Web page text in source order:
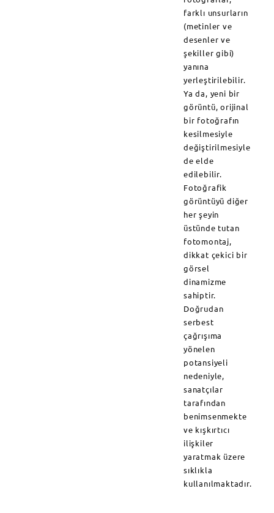
farklı unsurların
(metinler ve
desenler ve
şekiller gibi)
yanına
yerleştirilebilir.
Ya da, yeni bir
görüntü, orijinal
bir fotoğrafın
kesilmesiyle
değiştirilmesiyle
de elde
edilebilir.
Fotoğrafik
görüntüyü diğer
her şeyin
üstünde tutan
fotomontaj,
dikkat çekici bir
görsel
dinamizme
sahiptir.
Doğrudan
serbest
çağrışıma
yönelen
potansiyeli
nedeniyle,
sanatçılar
tarafından
benimsenmekte
ve kışkırtıcı
ilişkiler
yaratmak üzere
sıklıkla
kullanılmaktadır.